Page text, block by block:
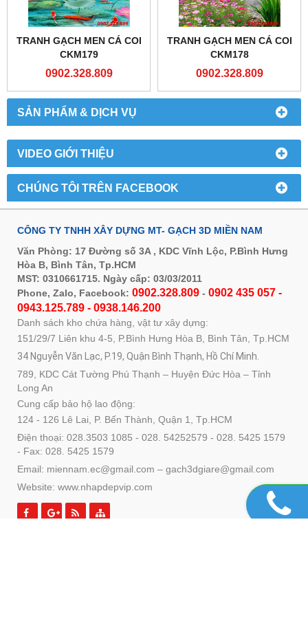
SẢN PHẨM & DỊCH VỤ
VIDEO GIỚI THIỆU
CHÚNG TÔI TRÊN FACEBOOK
TRANH GẠCH MEN CÁ COI
CKM179
0902.328.809
TRANH GẠCH MEN CÁ COI
CKM178
0902.328.809
CÔNG TY TNHH XÂY DỰNG MT- GẠCH 3D MIỀN NAM
Văn Phòng: 17 Đường số 3A , KDC Vĩnh Lộc, P.Bình Hưng
Hòa B, Bình Tân, Tp.HCM
MST: 0310661715. Ngày cấp: 03/03/2011
Phone, Zalo, Facebook: 0902.328.809 - 0902 435 057 -
0943.125.789 - 0938.146.200
Danh sách kho chứa hàng, vật tư xây dựng:
151/29/7 Liên khu 4-5, P.Bình Hưng Hòa B, Bình Tân, Tp.HCM
34 Nguyễn Văn Lạc, P.19, Quận Bình Thạnh, Hồ Chí Minh.
789, KDC Cát Tường Phú Thạnh – Huyện Đức Hòa – Tỉnh
Long An
Cung cấp bảo hộ lao động:
124 - 126 Lê Lai, P. Bến Thành, Quận 1, Tp.HCM
Điện thoại: 028.3503 1085 - 028. 54252579 - 028. 5425 1579
- Fax: 028. 5425 1579
Email: miennam.ec@gmail.com – gach3dgiare@gmail.com
Website: www.nhapdepvip.com